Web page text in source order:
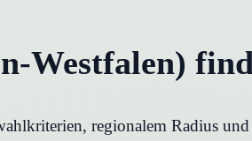
Westfalen)
regionalem Radius